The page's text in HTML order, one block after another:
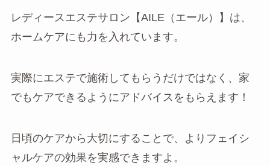
レディースエステサロン【AILE（エール）】は、
ホームケアにも力を入れています。
実際にエステで施術してもらうだけではなく、家
でもケアできるようにアドバイスをもらえます！
日頃のケアから大切にすることで、よりフェイシ
ャルケアの効果を実感できますよ。